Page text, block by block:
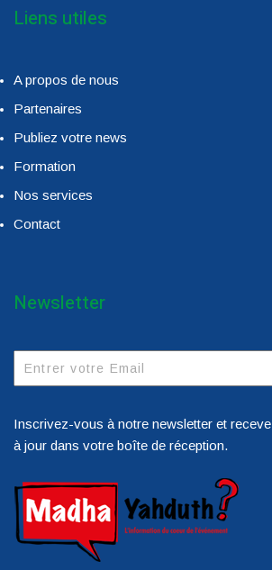
Liens utiles
A propos de nous
Partenaires
Publiez votre news
Formation
Nos services
Contact
Newsletter
Inscrivez-vous à notre newsletter et
à jour dans votre boîte de réception.